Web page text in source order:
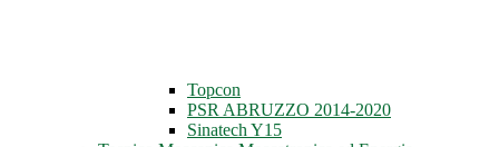
Topcon
PSR ABRUZZO 2014-2020
Sinatech Y15